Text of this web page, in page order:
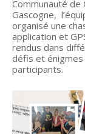
Communauté de
Gascogne,
organisé une
application et
rendus dans
défis et énigmes
participants.